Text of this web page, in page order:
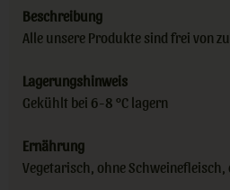
Beschreibung
Alle unsere Produkte sind frei von
Lagerungshinweis
Gekühlt bei 6-8 °C lagern
Ernährung
Vegetarisch, ohne Schweinefleisch,